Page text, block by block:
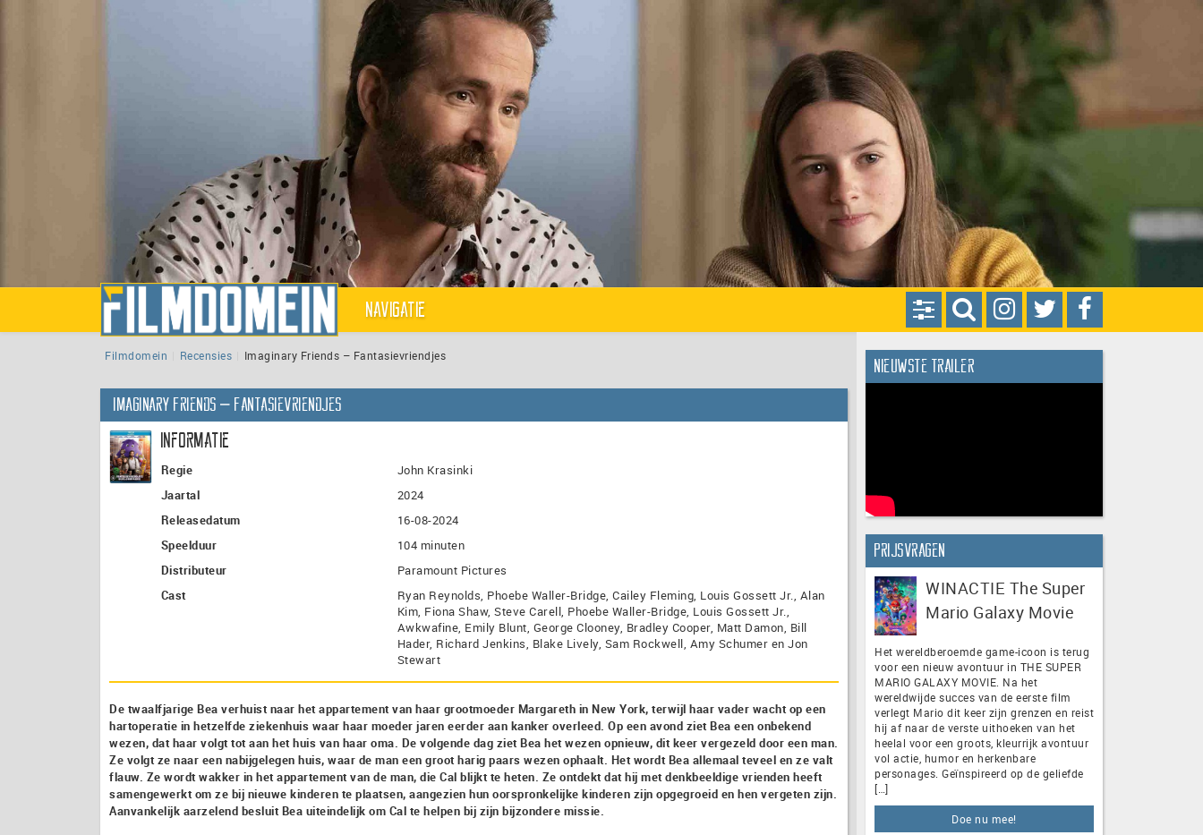
Navigatie
Filmdomein Recensies Imaginary Friends – Fantasievriendjes
Imaginary Friends – Fantasievriendjes
Informatie
Regie
John Krasinki
Jaartal
2024
Releasedatum
16-08-2024
Speelduur
104 minuten
Distributeur
Paramount Pictures
Cast
Ryan Reynolds, Phoebe Waller-Bridge, Cailey Fleming, Louis Gossett Jr., Alan
Kim, Fiona Shaw, Steve Carell, Phoebe Waller-Bridge, Louis Gossett Jr.,
Awkwafine, Emily Blunt, George Clooney, Bradley Cooper, Matt Damon, Bill
Hader, Richard Jenkins, Blake Lively, Sam Rockwell, Amy Schumer en Jon
Stewart
De twaalfjarige Bea verhuist naar het appartement van haar grootmoeder Margareth in New York, terwijl haar vader wacht op een
hartoperatie in hetzelfde ziekenhuis waar haar moeder jaren eerder aan kanker overleed. Op een avond ziet Bea een onbekend
wezen, dat haar volgt tot aan het huis van haar oma. De volgende dag ziet Bea het wezen opnieuw, dit keer vergezeld door een man.
Ze volgt ze naar een nabijgelegen huis, waar de man een groot harig paars wezen ophaalt. Het wordt Bea allemaal teveel en ze valt
flauw. Ze wordt wakker in het appartement van de man, die Cal blijkt te heten. Ze ontdekt dat hij met denkbeeldige vrienden heeft
samengewerkt om ze bij nieuwe kinderen te plaatsen, aangezien hun oorspronkelijke kinderen zijn opgegroeid en hen vergeten zijn.
Aanvankelijk aarzelend besluit Bea uiteindelijk om Cal te helpen bij zijn bijzondere missie.
Nieuwste trailer
Prijsvragen
WINACTIE The Super
Mario Galaxy Movie
Het wereldberoemde game-icoon is terug
voor een nieuw avontuur in THE SUPER
MARIO GALAXY MOVIE. Na het
wereldwijde succes van de eerste film
verlegt Mario dit keer zijn grenzen en reist
hij af naar de verste uithoeken van het
heelal voor een groots, kleurrijk avontuur
vol actie, humor en herkenbare
personages. Geïnspireerd op de geliefde
[…]
Doe nu mee!